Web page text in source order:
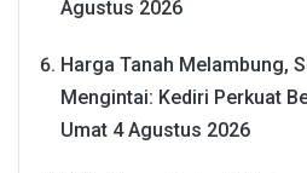
Agustus 2026
Harga Tanah Melambung,
Mengintai: Kediri Perkuat
Umat 4 Agustus 2026